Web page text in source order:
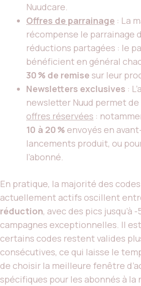
Nuudcare.
Offres de parrainage : La
récompense le parrainage
réductions partagées : le
bénéficient en général
30 % de remise sur leur
Newsletters exclusives :
newsletter Nuud permet
offres réservées :
10 à 20 % envoyés en
lancements produit, ou
l’abonné.
En pratique, la majorité des
actuellement actifs oscillent
réduction, avec des pics jusqu’à
campagnes exceptionnelles. Il
certains codes restent valides
consécutives, ce qui laisse le
de choisir la meilleure fenêtre
spécifiques pour les abonnés à